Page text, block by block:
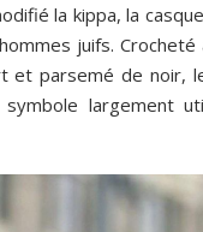
la kippa, la
juifs. Crocheté
et parsemé de noir,
largement